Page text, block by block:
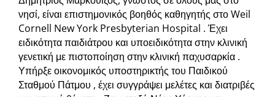
νησί, είναι επιστημονικός βοηθός καθηγητής στο Weil
Cornell New York Presbyterian Hospital . Έχει
ειδικότητα παιδιάτρου και υποειδικότητα στην κλινική
γενετική με πιστοποίηση στην κλινική παχυσαρκία .
Υπήρξε οικονομικός υποστηρικτής του Παιδικού
Σταθμού Πάτμου , έχει συγγράψει μελέτες και διατριβές